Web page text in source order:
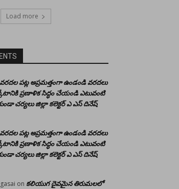
Load more
వరదల పట్ల అప్రమత్తంగా ఉండండి వరదలు
ప్రణాళిక సిద్ధం చేయండి ఎటువంటి
చర్యలు జిల్లా కలెక్టర్ ఎ ఎస్ దినేష్
వరదల పట్ల అప్రమత్తంగా ఉండండి వరదలు
ప్రణాళిక సిద్ధం చేయండి ఎటువంటి
చర్యలు జిల్లా కలెక్టర్ ఎ ఎస్ దినేష్
on కలియుగ దైవమైన తిరుమలలో